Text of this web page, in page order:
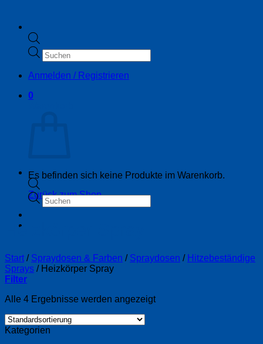
Products
search
Anmelden / Registrieren
0
Es befinden sich keine Produkte im Warenkorb.
Zurück zum Shop
Products
search
Heizkörper Spray
Start / Spraydosen & Farben / Spraydosen / Hitzebeständige
Sprays /Heizkörper Spray
Filter
Alle 4 Ergebnisse werden angezeigt
Kategorien